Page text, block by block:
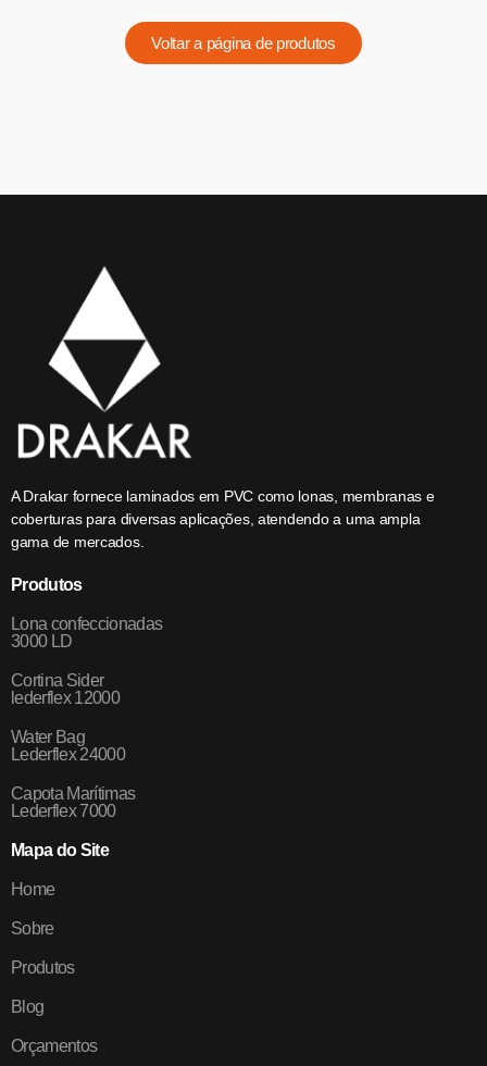
Voltar a página de produtos
A Drakar fornece laminados em PVC como lonas, membranas e
coberturas para diversas aplicações, atendendo a uma ampla
gama de mercados.
Produtos
Lona confeccionadas
3000 LD
Cortina Sider
lederflex 12000
Water Bag
Lederflex 24000
Capota Marítimas
Lederflex 7000
Mapa do Site
Home
Sobre
Produtos
Blog
Orçamentos